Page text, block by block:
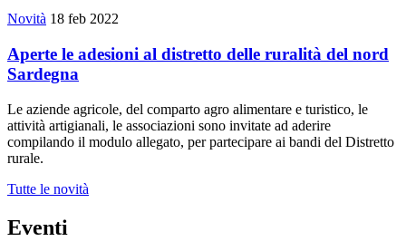
Novità 18 feb 2022
Aperte le adesioni al distretto delle ruralità del nord
Sardegna
Le aziende agricole, del comparto agro alimentare e turistico, le
attività artigianali, le associazioni sono invitate ad aderire
compilando il modulo allegato, per partecipare ai bandi del Distretto
rurale.
Tutte le novità
Eventi